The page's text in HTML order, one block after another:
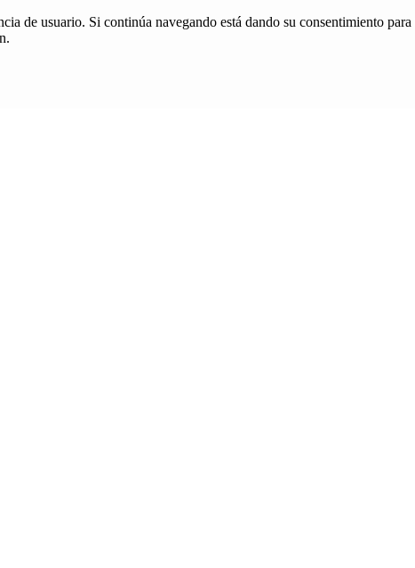
de usuario. Si continúa navegando está dando su consentimiento